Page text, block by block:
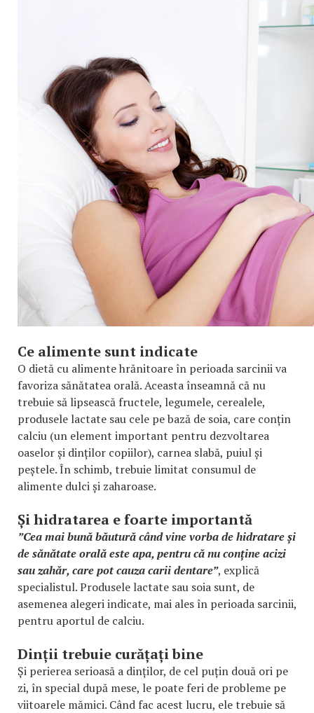
Ce alimente sunt indicate
O dietă cu alimente hrănitoare în perioada sarcinii va
favoriza sănătatea orală. Aceasta înseamnă că nu
trebuie să lipsească fructele, legumele, cerealele,
produsele lactate sau cele pe bază de soia, care conțin
calciu (un element important pentru dezvoltarea
oaselor și dinților copiilor), carnea slabă, puiul și
peștele. În schimb, trebuie limitat consumul de
alimente dulci și zaharoase.
Și hidratarea e foarte importantă
”Cea mai bună băutură când vine vorba de hidratare și
de sănătate orală este apa, pentru că nu conține acizi
sau zahăr, care pot cauza carii dentare”, explică
specialistul. Produsele lactate sau soia sunt, de
asemenea alegeri indicate, mai ales în perioada sarcinii,
pentru aportul de calciu.
Dinții trebuie curățați bine
Și perierea serioasă a dinților, de cel puțin două ori pe
zi, în special după mese, le poate feri de probleme pe
viitoarele mămici. Când fac acest lucru, ele trebuie să